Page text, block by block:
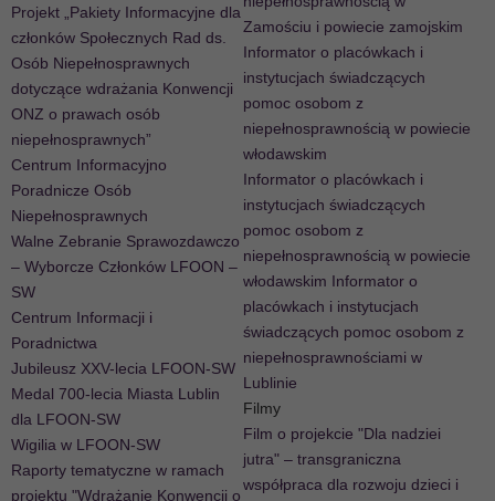
Projekt „Pakiety Informacyjne dla
członków Społecznych Rad ds.
Osób Niepełnosprawnych
dotyczące wdrażania Konwencji
ONZ o prawach osób
niepełnosprawnych”
Centrum Informacyjno
Poradnicze Osób
Niepełnosprawnych
Walne Zebranie Sprawozdawczo
– Wyborcze Członków LFOON –
SW
Centrum Informacji i
Poradnictwa
Jubileusz XXV-lecia LFOON-SW
Medal 700-lecia Miasta Lublin
dla LFOON-SW
Wigilia w LFOON-SW
Raporty tematyczne w ramach
projektu "Wdrażanie Konwencji o
Zamościu i powiecie zamojskim
Informator o placówkach i
instytucjach świadczących
pomoc osobom z
niepełnosprawnością w powiecie
włodawskim
Informator o placówkach i
instytucjach świadczących
pomoc osobom z
niepełnosprawnością w powiecie
włodawskim Informator o
placówkach i instytucjach
świadczących pomoc osobom z
niepełnosprawnościami w
Lublinie
Filmy
Film o projekcie "Dla nadziei
jutra" – transgraniczna
współpraca dla rozwoju dzieci i